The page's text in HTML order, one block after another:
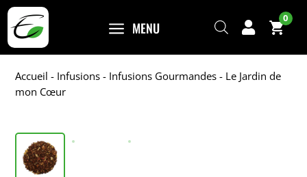
a MENU 
0
Accueil - Infusions - Infusions Gourmandes - Le Jardin de
mon Cœur